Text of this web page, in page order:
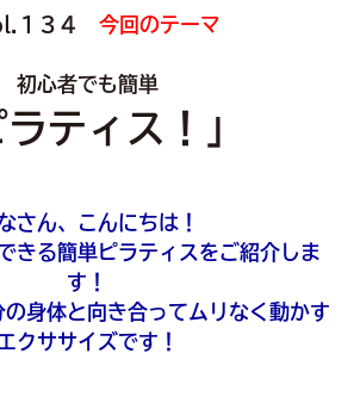
１３４ 今回のテーマ
初心者でも簡単
ラティス！」
さん、こんにちは！
きる簡単ピラティスをご紹介しま
す！
の身体と向き合ってムリなく動かす
エクササイズです！